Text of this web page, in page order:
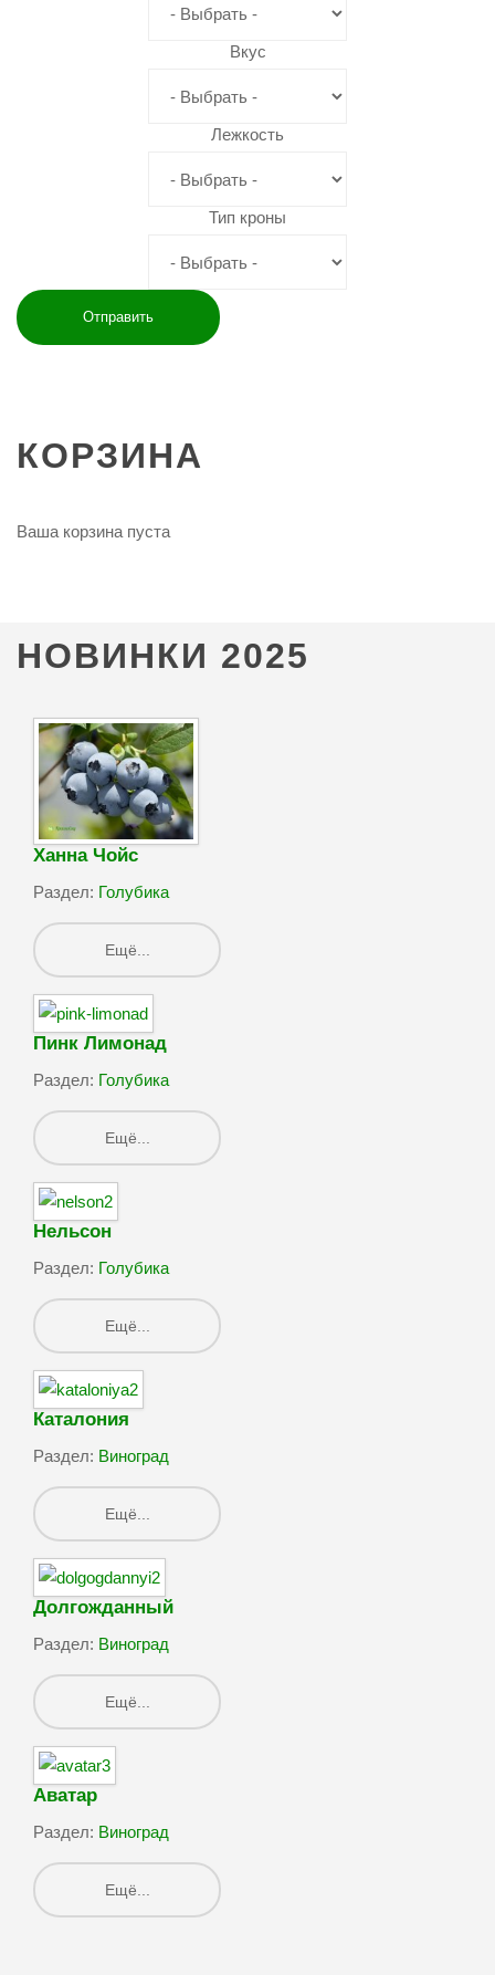
Вкус
Лежкость
Тип кроны
КОРЗИНА
Ваша корзина пуста
НОВИНКИ 2025
Ханна Чойс
Раздел: Голубика
Ещё...
Пинк Лимонад
Раздел: Голубика
Ещё...
Нельсон
Раздел: Голубика
Ещё...
Каталония
Раздел: Виноград
Ещё...
Долгожданный
Раздел: Виноград
Ещё...
Аватар
Раздел: Виноград
Ещё...